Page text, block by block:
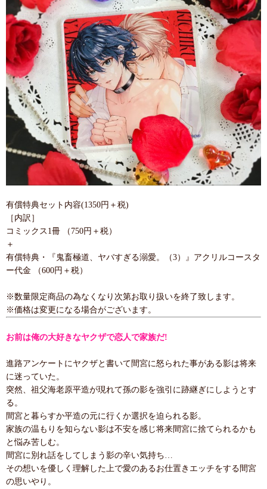
有償特典セット内容(1350円＋税)
［内訳］
コミックス1冊 （750円＋税）
＋
有償特典・『鬼畜極道、ヤバすぎる溺愛。（3）』アクリルコースタ
ー代金 （600円＋税）
※数量限定商品の為なくなり次第お取り扱いを終了致します。
※価格は変更になる場合がございます。
お前は俺の大好きなヤクザで恋人で家族だ!
進路アンケートにヤクザと書いて間宮に怒られた事がある影は将来
に迷っていた。
突然、祖父海老原平造が現れて孫の影を強引に跡継ぎにしようとす
る。
間宮と暮らすか平造の元に行くか選択を迫られる影。
家族の温もりを知らない影は不安を感じ将来間宮に捨てられるかも
と悩み苦しむ。
間宮に別れ話をしてしまう影の辛い気持ち…
その想いを優しく理解した上で愛のあるお仕置きエッチをする間宮
の思いやり。